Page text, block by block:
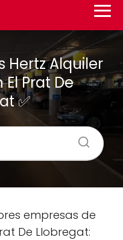
Hertz Alquiler
Prat De
✅
empresas de
De Llobregat: